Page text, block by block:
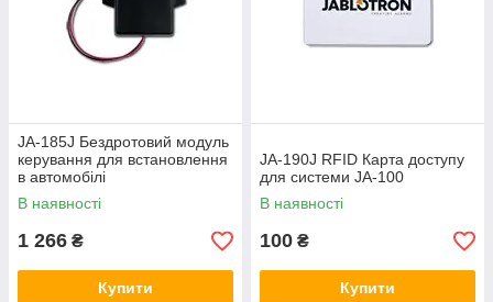
JA-185J Бездротовий модуль
керування для встановлення
в автомобілі
В наявності
1 266 ₴
Купити
JA-190J RFID Карта доступу
для системи JA-100
В наявності
100 ₴
Купити